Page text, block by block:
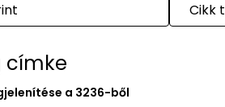
Cikk
címke
a 3236-ből